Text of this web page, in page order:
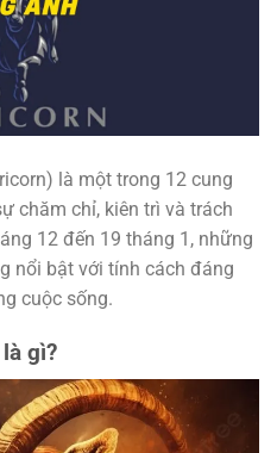
là một trong 12 cung
chăm chỉ, kiên trì và trách
12 đến 19 tháng 1, những
nổi bật với tính cách đáng
cuộc sống.
gì?